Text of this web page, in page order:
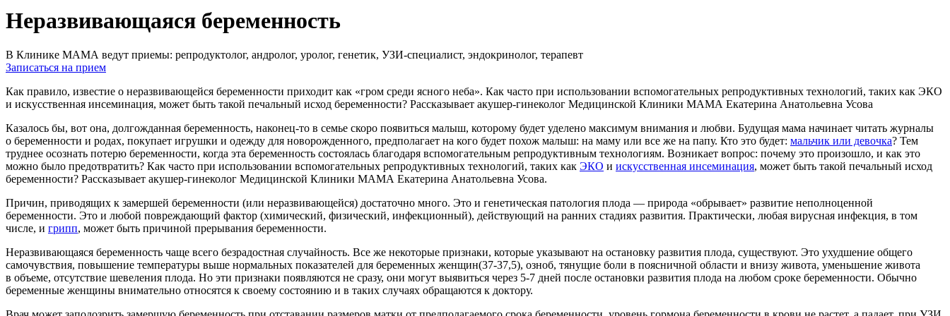
Неразвивающаяся беременность
В Клинике МАМА ведут приемы: репродуктолог, андролог, уролог, генетик, УЗИ-специалист, эндокринолог, терапевт
Записаться на прием
Как правило, известие о неразвивающейся беременности приходит как «гром среди ясного неба». Как часто при использовании вспомогательных репродуктивных технологий, таких как ЭКО
и искусственная инсеминация, может быть такой печальный исход беременности? Рассказывает акушер-гинеколог Медицинской Клиники МАМА Екатерина Анатольевна Усова
Казалось бы, вот она, долгожданная беременность, наконец-то в семье скоро появиться малыш, которому будет уделено максимум внимания и любви. Будущая мама начинает читать журналы
о беременности и родах, покупает игрушки и одежду для новорожденного, предполагает на кого будет похож малыш: на маму или все же на папу. Кто это будет: мальчик или девочка? Тем
труднее осознать потерю беременности, когда эта беременность состоялась благодаря вспомогательным репродуктивным технологиям. Возникает вопрос: почему это произошло, и как это
можно было предотвратить? Как часто при использовании вспомогательных репродуктивных технологий, таких как ЭКО и искусственная инсеминация, может быть такой печальный исход
беременности? Рассказывает акушер-гинеколог Медицинской Клиники МАМА Екатерина Анатольевна Усова.
Причин, приводящих к замершей беременности (или неразвивающейся) достаточно много. Это и генетическая патология плода — природа «обрывает» развитие неполноценной
беременности. Это и любой повреждающий фактор (химический, физический, инфекционный), действующий на ранних стадиях развития. Практически, любая вирусная инфекция, в том
числе, и грипп, может быть причиной прерывания беременности.
Неразвивающаяся беременность чаще всего безрадостная случайность. Все же некоторые признаки, которые указывают на остановку развития плода, существуют. Это ухудшение общего
самочувствия, повышение температуры выше нормальных показателей для беременных женщин(37-37,5), озноб, тянущие боли в поясничной области и внизу живота, уменьшение живота
в объеме, отсутствие шевеления плода. Но эти признаки появляются не сразу, они могут выявиться через 5-7 дней после остановки развития плода на любом сроке беременности. Обычно
беременные женщины внимательно относятся к своему состоянию и в таких случаях обращаются к доктору.